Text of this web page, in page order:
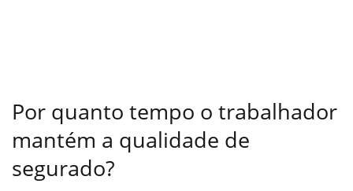
Por quanto tempo o trabalhador
mantém a qualidade de
segurado?